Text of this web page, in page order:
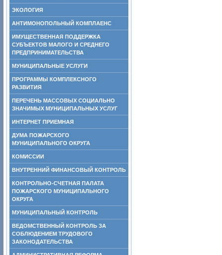
ЭКОЛОГИЯ
АНТИМОНОПОЛЬНЫЙ КОМПЛАЕНС
ИМУЩЕСТВЕННАЯ ПОДДЕРЖКА
СУБЪЕКТОВ МАЛОГО И СРЕДНЕГО
ПРЕДПРИНИМАТЕЛЬСТВА
МУНИЦИПАЛЬНЫЕ УСЛУГИ
ПРОГРАММЫ КОМПЛЕКСНОГО
РАЗВИТИЯ
ПЕРЕЧЕНЬ МАССОВЫХ СОЦИАЛЬНО
ЗНАЧИМЫХ МУНИЦИПАЛЬНЫХ УСЛУГ
ИНТЕРНЕТ ПРИЕМНАЯ
ДУМА ПОЖАРСКОГО
МУНИЦИПАЛЬНОГО ОКРУГА
КОМИССИИ
ВНУТРЕННИЙ ФИНАНСОВЫЙ КОНТРОЛЬ
КОНТРОЛЬНО-СЧЕТНАЯ ПАЛАТА
ПОЖАРСКОГО МУНИЦИПАЛЬНОГО
ОКРУГА
МУНИЦИПАЛЬНЫЙ КОНТРОЛЬ
ВЕДОМСТВЕННЫЙ КОНТРОЛЬ ЗА
СОБЛЮДЕНИЕМ ТРУДОВОГО
ЗАКОНОДАТЕЛЬСТВА